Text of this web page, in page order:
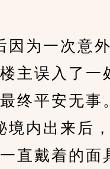
为一次意外
主误入了一
终平安无事
内出来后，
直戴着的面